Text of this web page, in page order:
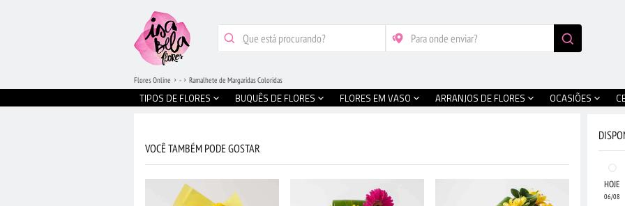
TIPOS DE FLORES BUQUÊS DE FLORES FLORES EM VASO ARRANJOS DE FLORES OCASIÕES
Flores Online - Ramalhete de Margaridas Coloridas
VOCÊ TAMBÉM PODE GOSTAR
HOJE
06/08